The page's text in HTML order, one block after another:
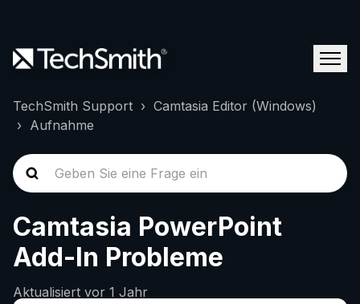
TechSmith Support
Camtasia Editor (Windows)
Aufnahme
Camtasia PowerPoint
Add-In Probleme
Aktualisiert vor 1 Jahr